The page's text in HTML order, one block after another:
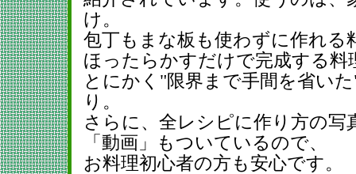
け。
包丁もまな板も使わずに作れる
ほったらかすだけで完成する料
とにかく"限界まで手間を省い
り。
さらに、全レシピに作り方の写
「動画」もついているので、
お料理初心者の方も安心です。